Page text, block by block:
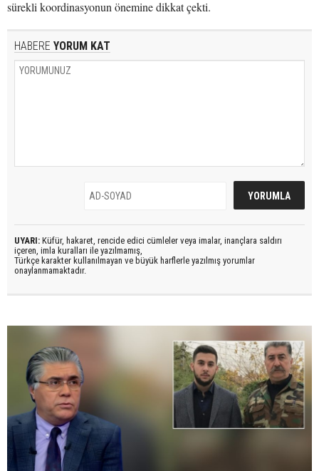
sürekli koordinasyonun önemine dikkat çekti.
HABERE YORUM KAT
UYARI: Küfür, hakaret, rencide edici cümleler veya imalar, inançlara saldırı
içeren, imla kuralları ile yazılmamış,
Türkçe karakter kullanılmayan ve büyük harflerle yazılmış yorumlar
onaylanmamaktadır.